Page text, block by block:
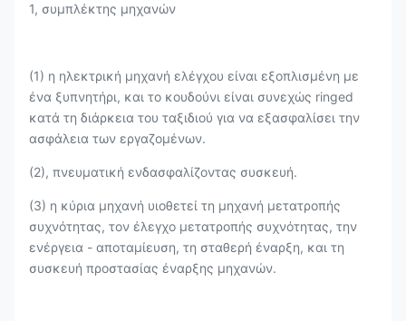
1, συμπλέκτης μηχανών
(1) η ηλεκτρική μηχανή ελέγχου είναι εξοπλισμένη με
ένα ξυπνητήρι, και το κουδούνι είναι συνεχώς ringed
κατά τη διάρκεια του ταξιδιού για να εξασφαλίσει την
ασφάλεια των εργαζομένων.
(2), πνευματική ενδασφαλίζοντας συσκευή.
(3) η κύρια μηχανή υιοθετεί τη μηχανή μετατροπής
συχνότητας, τον έλεγχο μετατροπής συχνότητας, την
ενέργεια - αποταμίευση, τη σταθερή έναρξη, και τη
συσκευή προστασίας έναρξης μηχανών.